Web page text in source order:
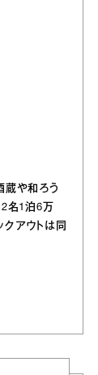
蔵や和ろう
2名1泊6万
クアウトは同